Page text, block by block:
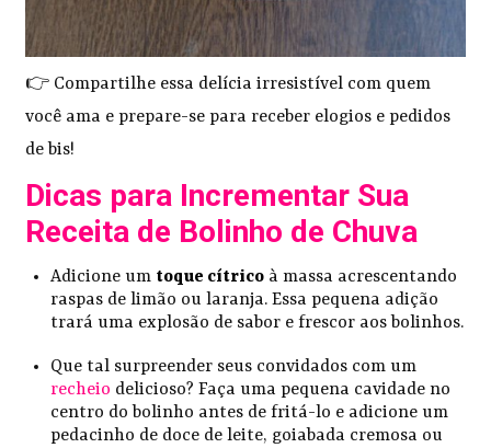
👉 Compartilhe essa delícia irresistível com quem
você ama e prepare-se para receber elogios e pedidos
de bis!
Dicas para Incrementar Sua
Receita de Bolinho de Chuva
Adicione um toque cítricoà massa acrescentando
raspas de limão ou laranja. Essa pequena adição
trará uma explosão de sabor e frescor aos bolinhos.
Que tal surpreender seus convidados com um
recheio delicioso? Faça uma pequena cavidade no
centro do bolinho antes de fritá-lo e adicione um
pedacinho de doce de leite, goiabada cremosa ou